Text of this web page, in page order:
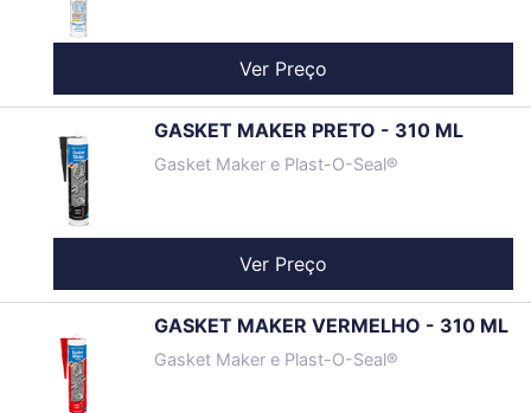
Ver Preço
GASKET MAKER PRETO - 310 ML
Gasket Maker e Plast-O-Seal®
Ver Preço
GASKET MAKER VERMELHO - 310 ML
Gasket Maker e Plast-O-Seal®